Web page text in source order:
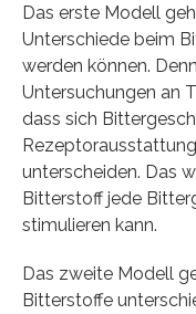
Das erste Modell
Unterschiede beim
werden können.
Untersuchungen an
dass sich
unterscheiden. Das
Bitterstoff jede
stimulieren kann.
Das zweite Modell
Bitterstoffe